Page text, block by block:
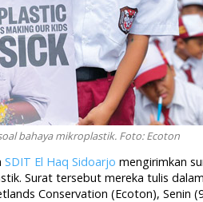
bahaya mikroplastik. Foto: Ecoton
SDIT El Haq Sidoarjo mengirimkan
Surat tersebut mereka tulis
Conservation (Ecoton), Senin